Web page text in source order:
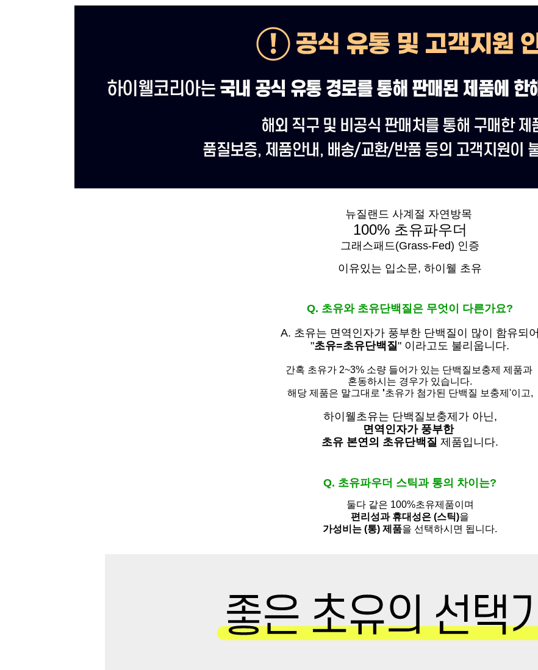
뉴질랜드 사계절 자연방목
100% 초유파우더
그래스패드(Grass-Fed) 인증
이유있는 입소문, 하이웰 초유
Q. 초유와 초유단백질은 무엇이 다른가요?
A. 초유는 면역인자가 풍부한 단백질이 많이 함유되어
"초유=초유단백질" 이라고도 불리웁니다.
간혹 초유가 2~3% 소량 들어가 있는 단백질보충제 제품과
혼동하시는 경우가 있습니다.
해당 제품은 말그대로 '초유가 첨가된 단백질 보충제'이고,
하이웰초유는 단백질보충제가 아닌,
면역인자가 풍부한
초유 본연의 초유단백질 제품입니다.
Q. 초유파우더 스틱과 통의 차이는?
둘다 같은 100%초유제품이며
편리성과 휴대성은 (스틱)을
가성비는 (통) 제품을 선택하시면 됩니다.